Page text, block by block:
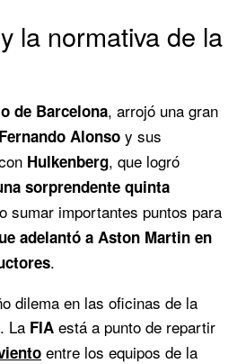
la normativa de la
de Barcelona, arrojó una gran
Fernando Alonso y sus
Hulkenberg, que logró
sorprendente quinta
sumar importantes puntos para
adelantó a Aston Martin en
.
dilema en las oficinas de la
. La FIA está a punto de repartir
entre los equipos de la